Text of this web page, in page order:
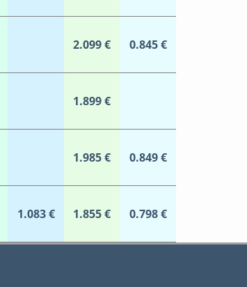
2.099 € 0.845 €
1.899 €
1.985 € 0.849 €
1.083 € 1.855 € 0.798 €